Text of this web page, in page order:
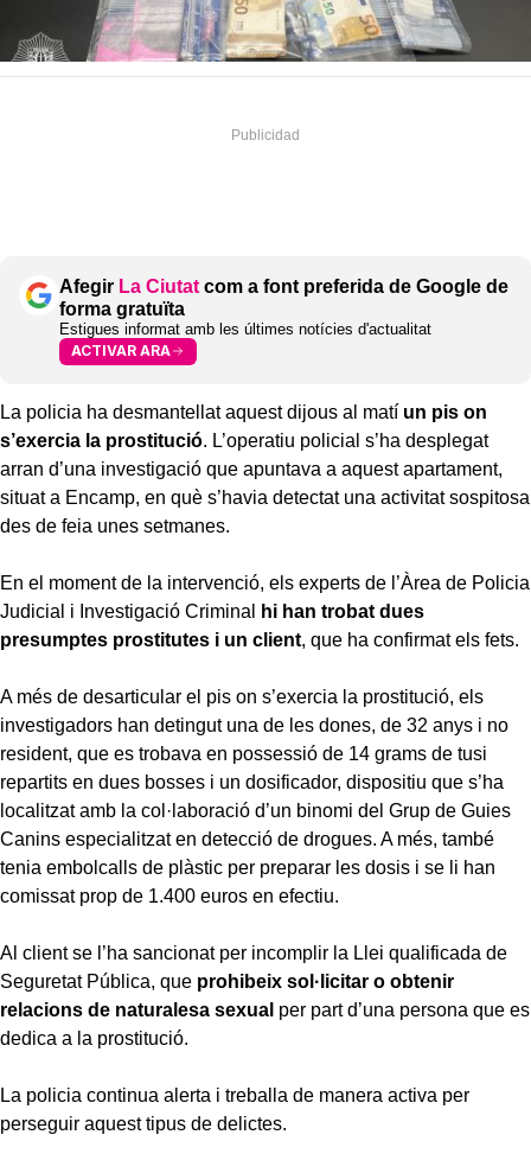
Afegir La Ciutat com a font preferida de Google de
forma gratuïta
Estigues informat amb les últimes notícies d'actualitat
ACTIVAR ARA
La policia ha desmantellat aquest dijous al matí un pis on
s’exercia la prostitució. L’operatiu policial s’ha desplegat
arran d’una investigació que apuntava a aquest apartament,
situat a Encamp, en què s’havia detectat una activitat sospitosa
des de feia unes setmanes.
En el moment de la intervenció, els experts de l’Àrea de Policia
Judicial i Investigació Criminal
hi han trobat dues
presumptes prostitutes i un client, que ha confirmat els fets.
A més de desarticular el pis on s’exercia la prostitució, els
investigadors han detingut una de les dones, de 32 anys i no
resident, que es trobava en possessió de 14 grams de tusi
repartits en dues bosses i un dosificador, dispositiu que s’ha
localitzat amb la col·laboració d’un binomi del Grup de Guies
Canins especialitzat en detecció de drogues. A més, també
tenia embolcalls de plàstic per preparar les dosis i se li han
comissat prop de 1.400 euros en efectiu.
Al client se l’ha sancionat per incomplir la Llei qualificada de
Seguretat Pública, que prohibeix sol·licitar o obtenir
relacions de naturalesa sexual per part d’una persona que es
dedica a la prostitució.
La policia continua alerta i treballa de manera activa per
perseguir aquest tipus de delictes.